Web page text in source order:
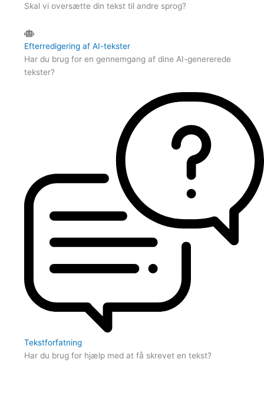
Skal vi oversætte din tekst til andre sprog?
Efterredigering af AI-tekster
Har du brug for en gennemgang af dine AI-genererede
tekster?
Tekstforfatning
Har du brug for hjælp med at få skrevet en tekst?